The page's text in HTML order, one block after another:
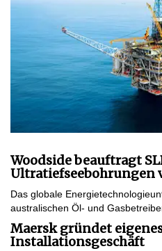
Woodside beauftragt
Ultratiefseebohrungen
Das globale
australischen Öl- und
Maersk gründet
Installationsgeschäft